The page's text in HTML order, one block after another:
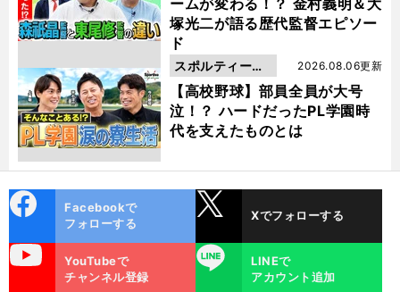
ームが変わる！？ 金村義明＆大
塚光二が語る歴代監督エピソー
ド
【高校野球】部員全員が大号
泣！？ ハードだったPL学園時
代を支えたものとは
2026.08.06更新
スポルティーバ
動画
ok
Facebookで
フォローする
Xでフォローする
YouTubeで
チャンネル登録
LINE
LINEで
アカウント追加